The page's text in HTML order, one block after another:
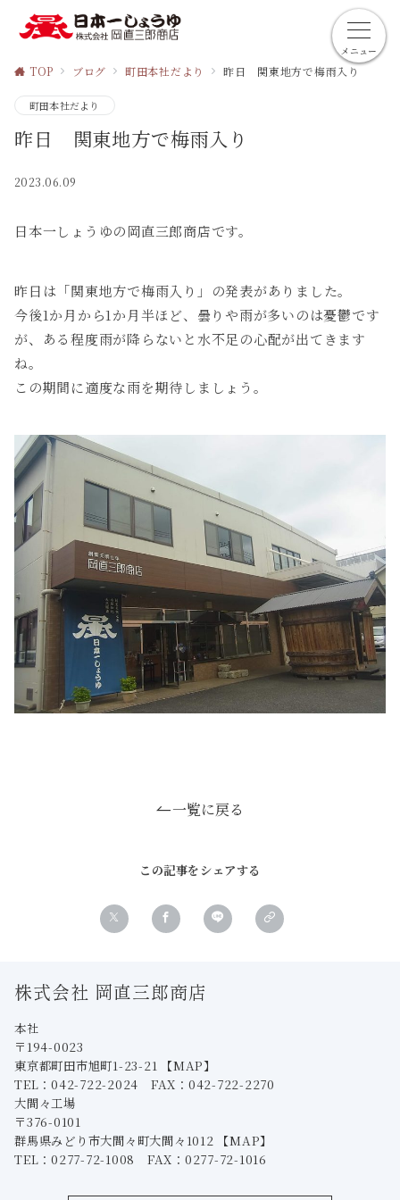
TOP ブログ 町田本社だより 昨日 関東地方で梅雨入り
町田本社だより
昨日 関東地方で梅雨入り
2023.06.09
日本一しょうゆの岡直三郎商店です。
昨日は「関東地方で梅雨入り」の発表がありました。
今後1か月から1か月半ほど、曇りや雨が多いのは憂鬱です
が、ある程度雨が降らないと水不足の心配が出てきます
ね。
この期間に適度な雨を期待しましょう。
一覧に戻る
この記事をシェアする
株式会社 岡直三郎商店
本社
〒194-0023
東京都町田市旭町1-23-21
【MAP】
TEL：042-722-2024 FAX：042-722-2270
大間々工場
〒376-0101
群馬県みどり市大間々町大間々1012
【MAP】
TEL：0277-72-1008 FAX：0277-72-1016
メニュー